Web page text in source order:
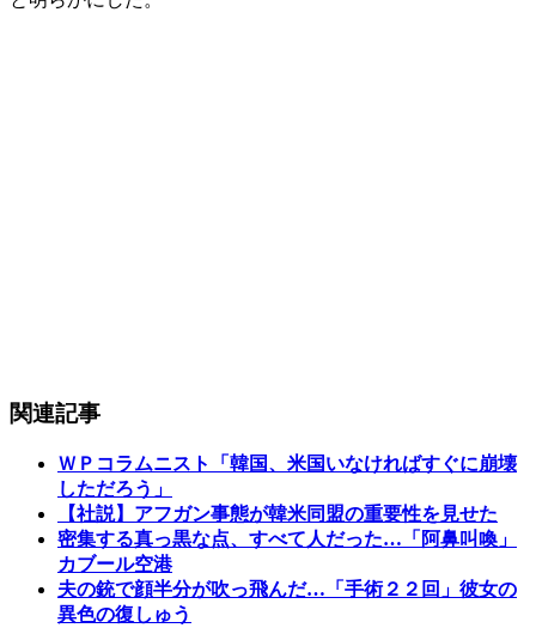
関連記事
ＷＰコラムニスト「韓国、米国いなければすぐに崩壊
しただろう」
【社説】アフガン事態が韓米同盟の重要性を見せた
密集する真っ黒な点、すべて人だった…「阿鼻叫喚」
カブール空港
夫の銃で顔半分が吹っ飛んだ…「手術２２回」彼女の
異色の復しゅう